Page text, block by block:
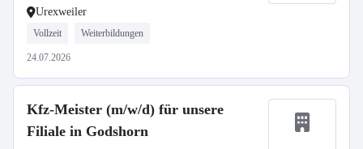
Urexweiler
Vollzeit Weiterbildungen
24.07.2026
Kfz-Meister (m/w/d) für unsere
Filiale in Godshorn